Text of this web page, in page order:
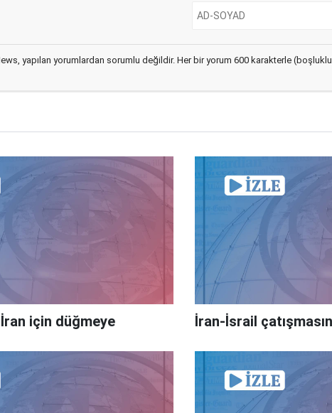
yapılan yorumlardan sorumlu değildir. Her bir yorum 600 karakterle (boşluklu)
için düğmeye
İran-İsrail